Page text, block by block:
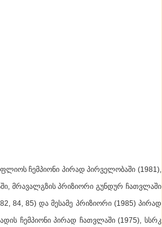
ჩემპიონი პირად პირველობაში (1981),
მრავალგზის პრიზიორი გუნდურ ჩათვლაში
84, 85) და მესამე პრიზიორი (1985) პირად
ჩემპიონი პირად ჩათვლაში (1975), სსრკ